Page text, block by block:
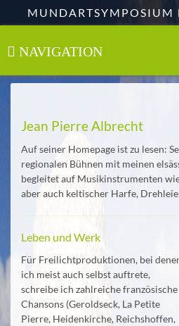
MUNDARTSYMPOSIUM
NAVIGATION
Toggle
Jean Pierre Albrecht
Auf seiner Homepage ist zu lesen:
regionalen Bühnen mit meinen
begleitet auf Musikinstrumenten
aber auch keltischer Harfe,
Leben und Werk
Für Freilichtproduktionen, bei
ich meist auch selbst auftrete,
schreibe ich zahlreiche französische
Chansons (Geroldseck, La Petite
Pierre, Heidenkirche, Reichshoffen,